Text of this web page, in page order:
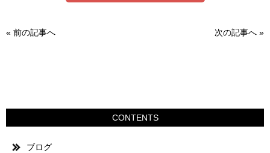
« 前の記事へ 次の記事へ »
CONTENTS
ブログ